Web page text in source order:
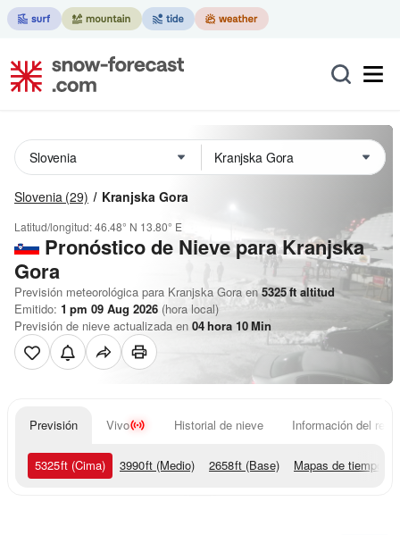
Slovenia (29) Kranjska Gora
Latitud/longitud:46.48° N 13.80° E
Pronóstico de Nievepara Kranjska
Gora
Previsión meteorológica para Kranjska Gora en 5325ft altitud
Emitido: 1 pm 09 Aug 2026 (hora local)
Previsión de nieve actualizada en 04hora 10Min
Previsión Vivo Historial de nieve Información del
5325ft (Cima) 3990ft (Medio) 2658ft (Base) Mapas de tiempo